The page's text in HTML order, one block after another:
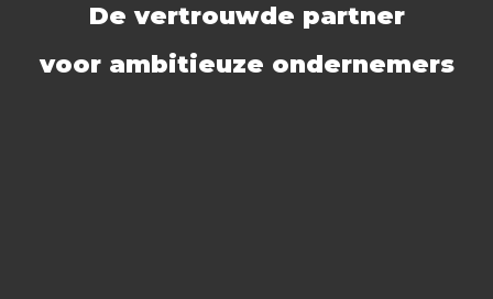
De vertrouwde partner
voor ambitieuze ondernemers